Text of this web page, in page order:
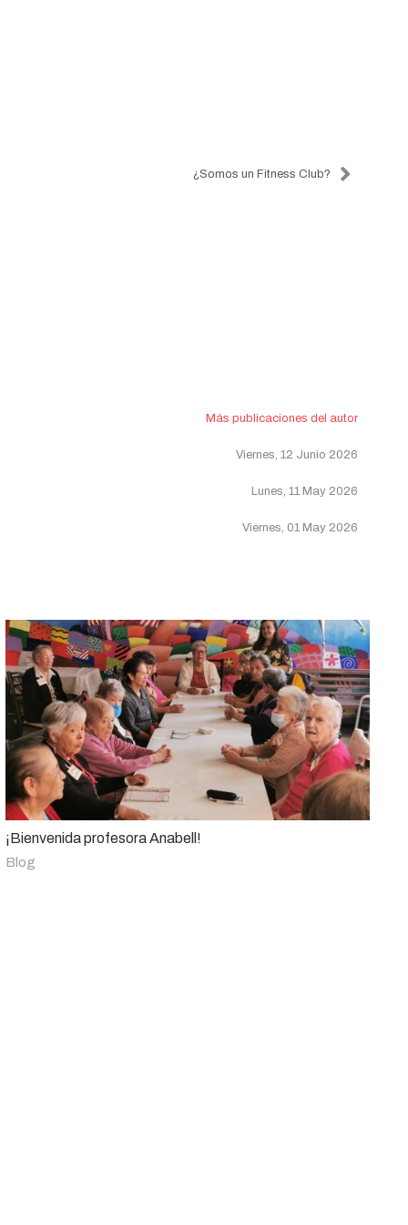
¿Somos un Fitness Club?
Más publicaciones del autor
Viernes, 12 Junio 2026
Lunes, 11 May 2026
Viernes, 01 May 2026
¡Bienvenida profesora Anabell!
Blog